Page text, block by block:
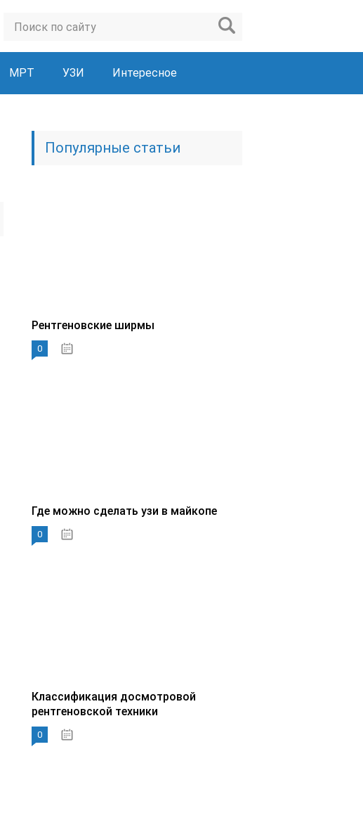
МРТ УЗИ Интересное
Популярные статьи
Рентгеновские ширмы
0
Где можно сделать узи в майкопе
0
Классификация досмотровой
рентгеновской техники
0